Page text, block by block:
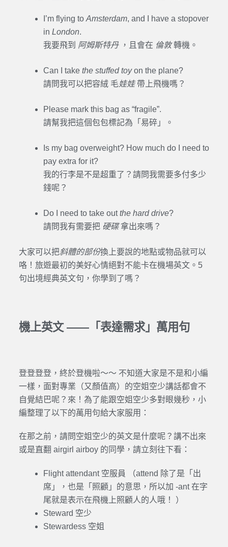
I’m flying toAmsterdam, and I have a stopover
in London.
我要飛到 阿姆斯特丹，且會在 倫敦轉機。
Can I take the stuffed toyon the plane?
請問我可以把容絨 毛娃娃帶上飛機嗎？
Please mark this bag as “fragile”.
請幫我把這個包包標記為「易碎」。
Is my bag overweight? How much do I need to
pay extra for it?
我的行李是不是超重了？請問我需要多付多少
錢呢？
Do I need to take outthe hard drive?
請問我有需要把 硬碟拿出來嗎？
大家可以把斜體的部份換上要說的地點或物品就可以
咯！旅遊最初的美好心情絕對不能卡在機場英文。5
句出境經典英文句，你學到了嗎？
機上英文 ——「表達需求」萬用句
登登登登，終於登機啦～～ 不知道大家是不是和小編
一樣，面對專業（又顏值高）的空姐空少講話都會不
自覺結巴呢？來！為了能跟空姐空少多對眼幾秒，小
編整理了以下的萬用句給大家服用：
在那之前，請問空姐空少的英文是什麼呢？講不出來
或是直翻 airgirl airboy 的同學，請立刻往下看：
Flight attendant 空服員 （attend 除了是「出
席」，也是「照顧」的意思，所以加 -ant 在字
尾就是表示在飛機上照顧人的人哦！ ）
Steward 空少
Stewardess 空姐